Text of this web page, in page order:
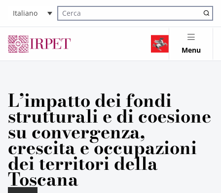
Italiano
Cerca nel sito
Menu
L’impatto dei fondi
strutturali e di coesione
su convergenza,
crescita e occupazioni
dei territori della
Toscana